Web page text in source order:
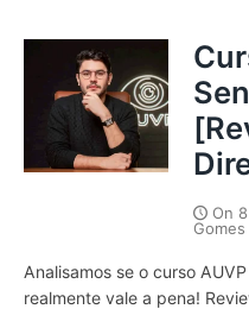
On
Gomes
Analisamos se o curso
realmente vale a pena!